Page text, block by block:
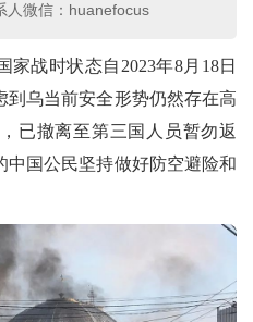
人微信：huanefocus
家战时状态自2023年8月18日
到乌当前安全形势仍然存在高
已撤离至第三国人员暂勿返
国公民坚持做好防空避险和